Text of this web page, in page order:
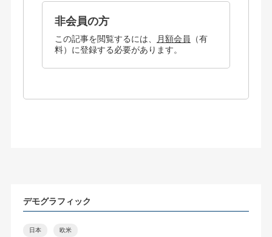
非会員の方
この記事を閲覧するには、 月額会員
（有
料）に登録する必要があります。
デモグラフィック
日本 欧米